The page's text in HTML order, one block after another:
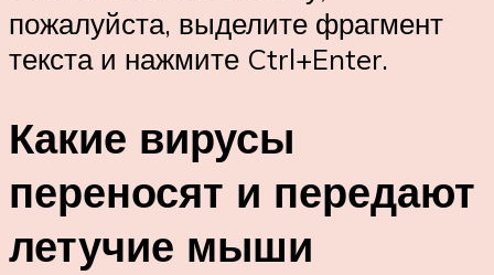
пожалуйста, выделите фрагмент
текста и нажмите Ctrl+Enter.
Какие вирусы
переносят и передают
летучие мыши